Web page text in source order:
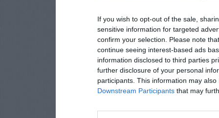
If you wish to opt-out of the sale,
sensitive information for targeted
confirm your selection. Please note
continue seeing interest-based ads
information disclosed to third parties
further disclosure of your personal
participants. This information may
Downstream Participants that may